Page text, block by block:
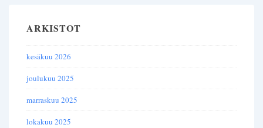
ARKISTOT
kesäkuu 2026
joulukuu 2025
marraskuu 2025
lokakuu 2025